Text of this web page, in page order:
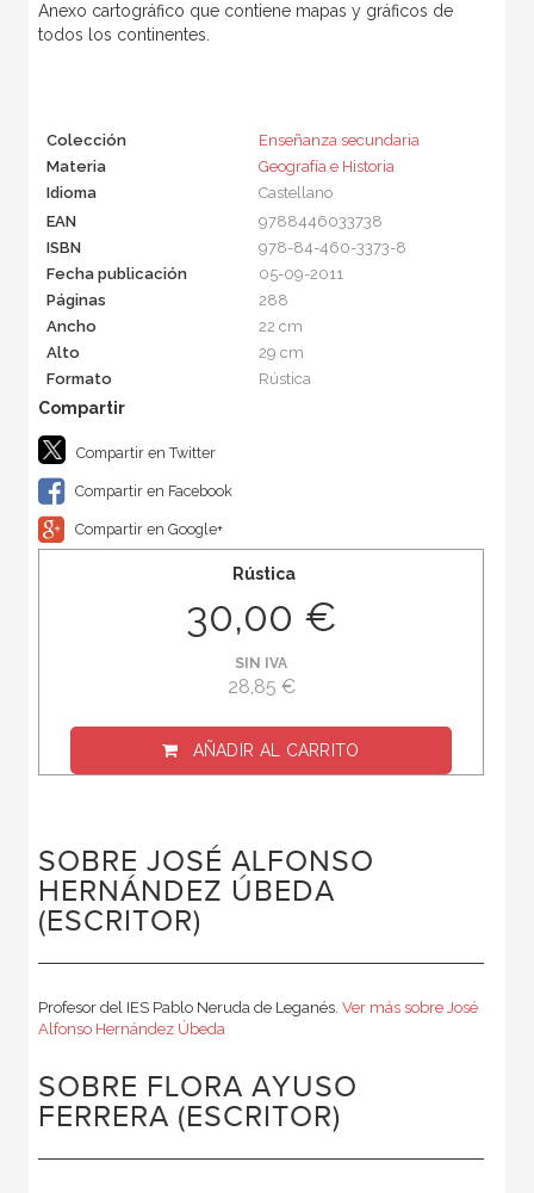
Anexo cartográfico que contiene mapas y gráficos de
todos los continentes.
Colección
Enseñanza secundaria
Materia
Geografía e Historia
Idioma
Castellano
EAN
9788446033738
ISBN
978-84-460-3373-8
Fecha publicación
05-09-2011
Páginas
288
Ancho
22 cm
Alto
29 cm
Formato
Rústica
Compartir en Twitter
Compartir en Facebook
Compartir en Google+
Rústica
30,00 €
SIN IVA
28,85 €
AÑADIR AL CARRITO
SOBRE JOSÉ ALFONSO
HERNÁNDEZ ÚBEDA
(ESCRITOR)
Profesor del IES Pablo Neruda de Leganés. Ver más sobre José
Alfonso Hernández Úbeda
SOBRE FLORA AYUSO
FERRERA (ESCRITOR)